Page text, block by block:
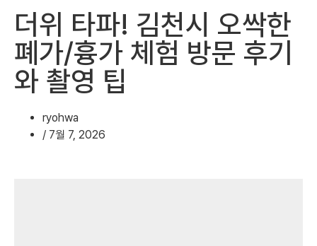
더위 타파! 김천시 오싹한
폐가/흉가 체험 방문 후기
와 촬영 팁
ryohwa
/ 7월 7, 2026